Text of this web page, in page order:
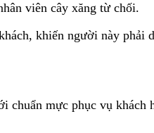
viên cây xăng từ chối.
khiến người này phải
mực phục vụ khách